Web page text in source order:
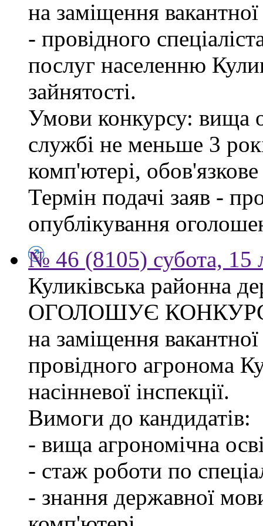
на заміщення
- провідного
послуг населенню
зайнятості.
Умови конкурсу: вища
службі не меньше 3
комп'ютері,
Термін подачі заяв -
опублікування
№ 46 (8105) субота, 15
Куликівська районна
ОГОЛОШУЄ
на заміщення
провідного агронома
насінневої інспекції.
Вимоги до кандидатів:
- вища агрономічна
- стаж роботи по
- знання державної